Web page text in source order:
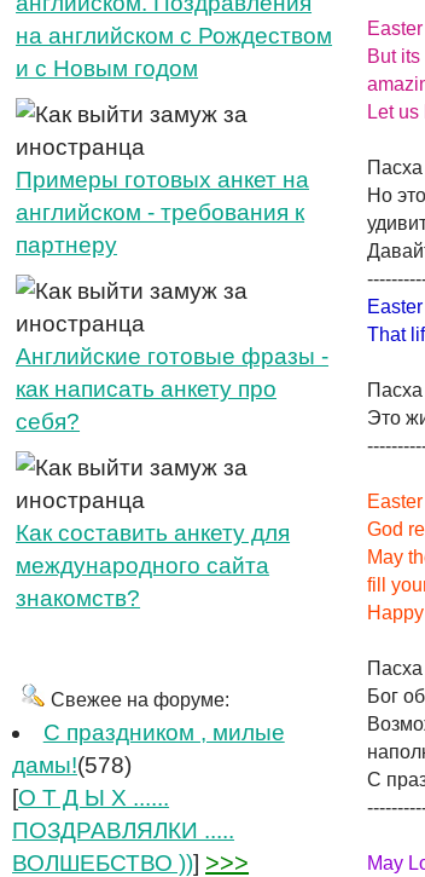
на английском с Рождеством
и с Новым годом
Примеры готовых анкет на
английском - требования к
партнеру
Английские готовые фразы -
как написать анкету про
себя?
Как составить анкету для
международного сайта
знакомств?
Свежее на форуме:
C праздником , милые
дамы!(578)
[О Т Д Ы Х ......
ПОЗДРАВЛЯЛКИ .....
ВОЛШЕБСТВО ))] >>>
But
Let
Пасха
Но
That
Это
God
May
fill
Бог
С
May